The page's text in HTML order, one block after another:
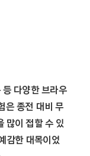
다양한 브라우
은 종전 대비 무
많이 접할 수 있
감한 대목이었